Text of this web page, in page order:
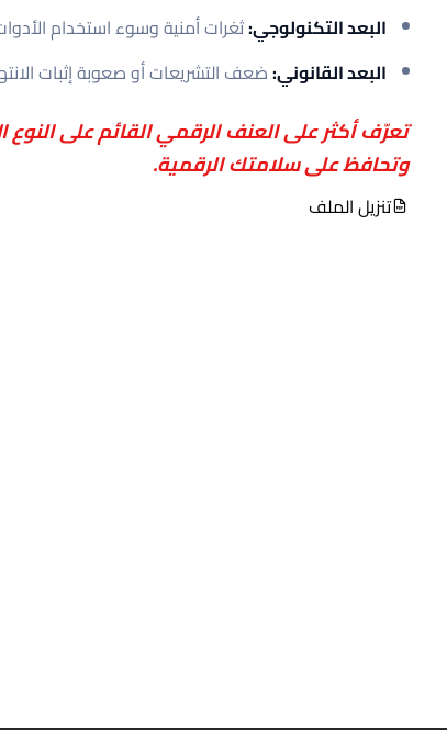
البعد التكنولوجي:ثغرات أمنية وسوء استخدام
البعد القانوني:ضعف التشريعات أو صعوبة إثبات
تعرّف أكثر على العنف الرقمي القائم على
وتحافظ على سلامتك الرقمية.
تنزيل الملف